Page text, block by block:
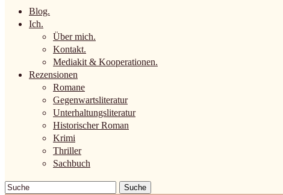
Blog.
Ich.
Über mich.
Kontakt.
Mediakit & Kooperationen.
Rezensionen
Romane
Gegenwartsliteratur
Unterhaltungsliteratur
Historischer Roman
Krimi
Thriller
Sachbuch
Suche